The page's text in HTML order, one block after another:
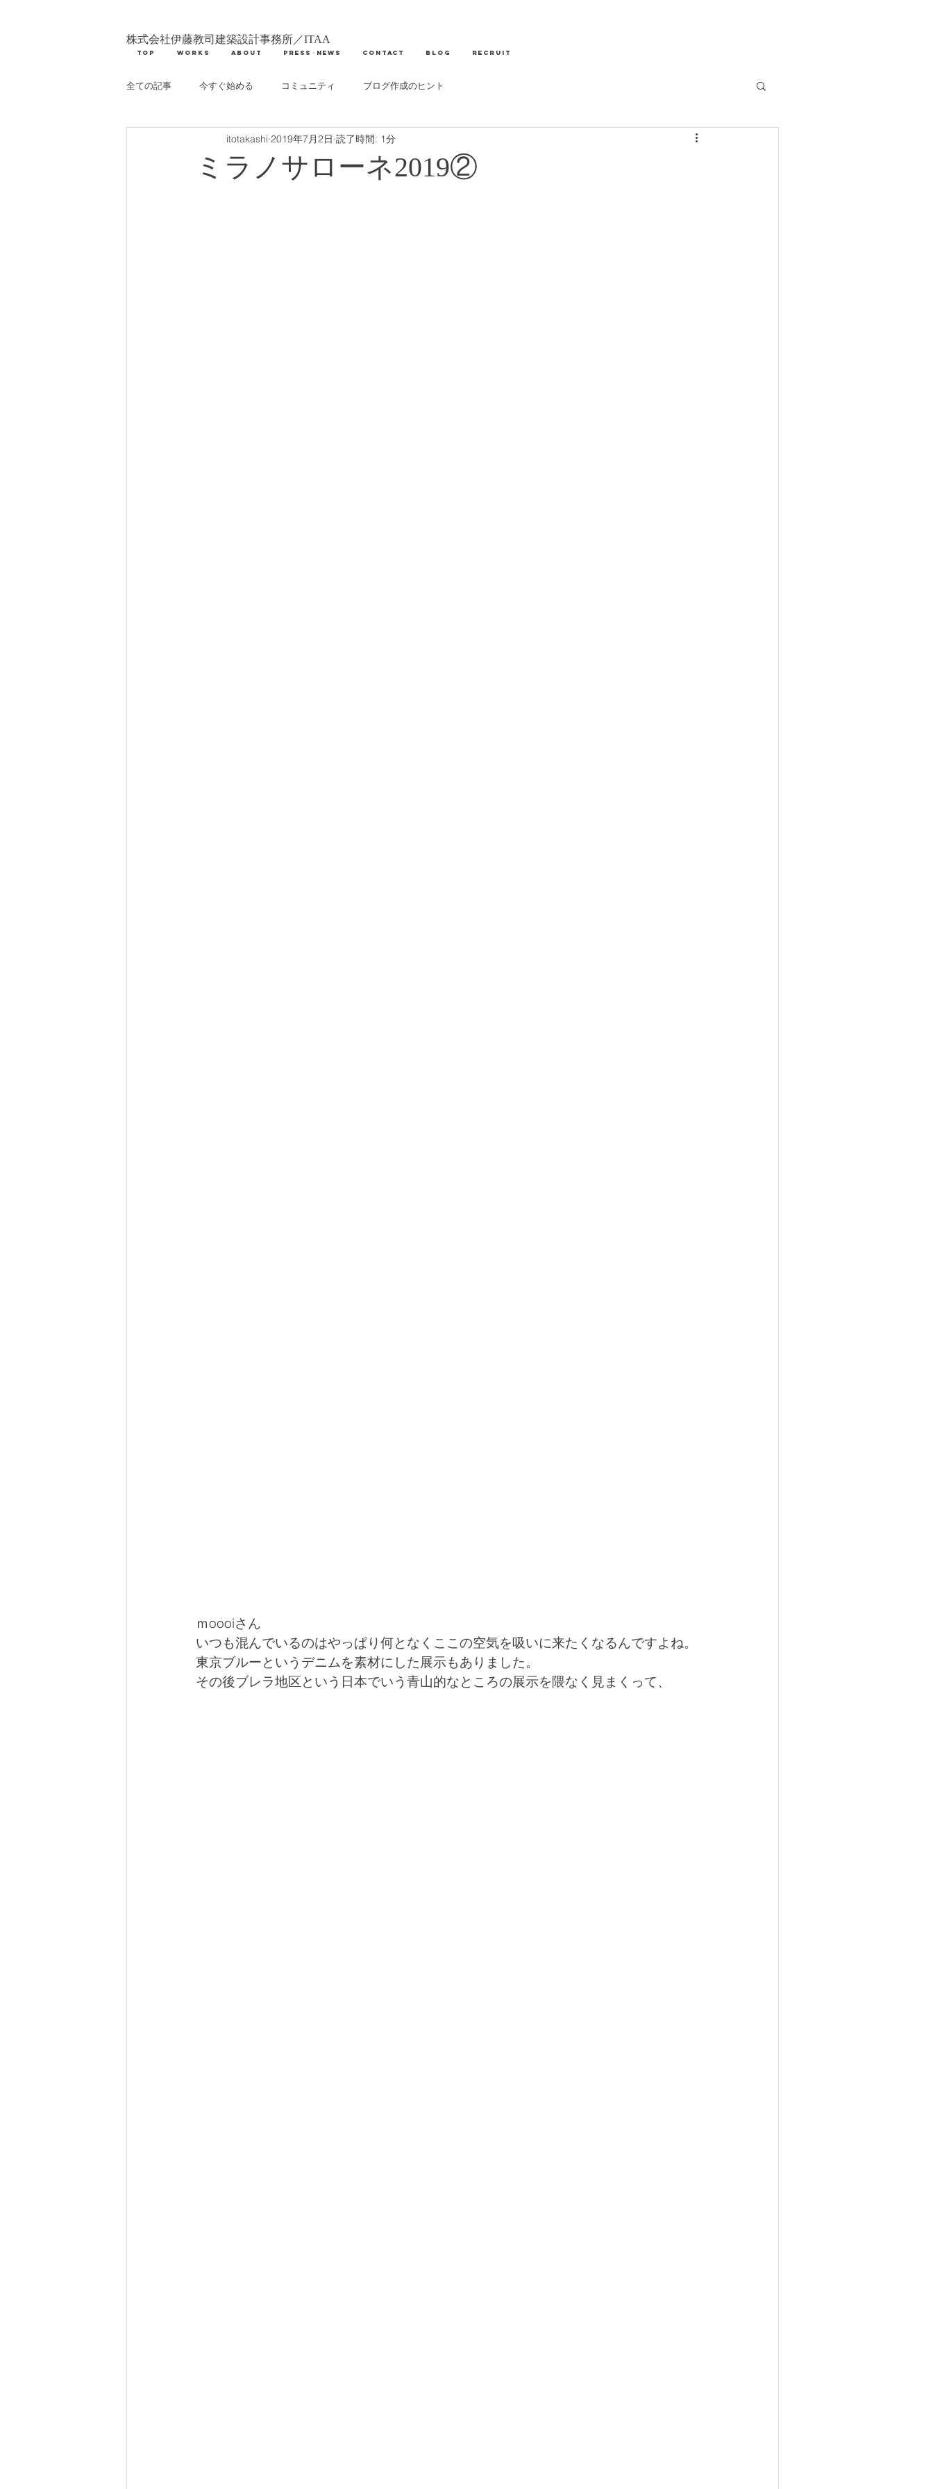
株式会社伊藤教司建築設計事務所／ITAA
TOP WORKS ABOUT PRESS・NEWS CONTACT Blog RECRUIT
全ての記事 今すぐ始める コミュニティ ブログ作成のヒント
ミラノサローネ2019②
itotakashi 2019年7月2日 読了時間: 1分
ｍoooiさん
いつも混んでいるのはやっぱり何となくここの空気を吸いに来たくなるんですよね。
東京ブルーというデニムを素材にした展示もありました。
その後ブレラ地区という日本でいう青山的なところの展示を隈なく見まくって、